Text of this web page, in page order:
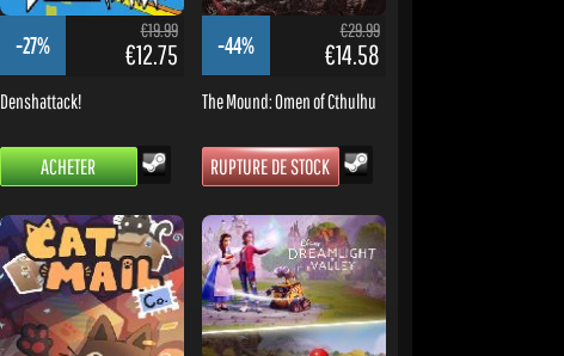
-27%
€19.99
€12.75
Denshattack!
ACHETER
-44%
€29.99
€14.58
The Mound: Omen of Cthulhu
RUPTURE DE STOCK